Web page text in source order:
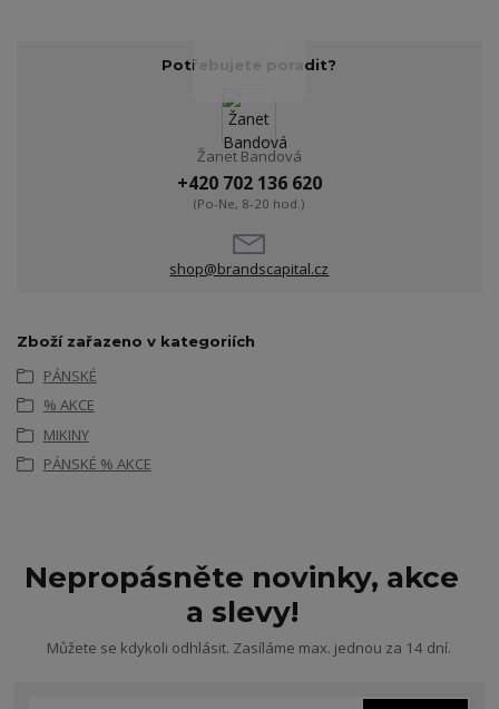
Potřebujete poradit?
Žanet Bandová
+420 702 136 620
(Po-Ne, 8-20 hod.)
shop@brandscapital.cz
Zboží zařazeno v kategoriích
PÁNSKÉ
% AKCE
MIKINY
PÁNSKÉ % AKCE
Nepropásněte novinky, akce
a slevy!
Můžete se kdykoli odhlásit. Zasíláme max. jednou za 14 dní.